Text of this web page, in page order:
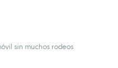
sin muchos rodeos